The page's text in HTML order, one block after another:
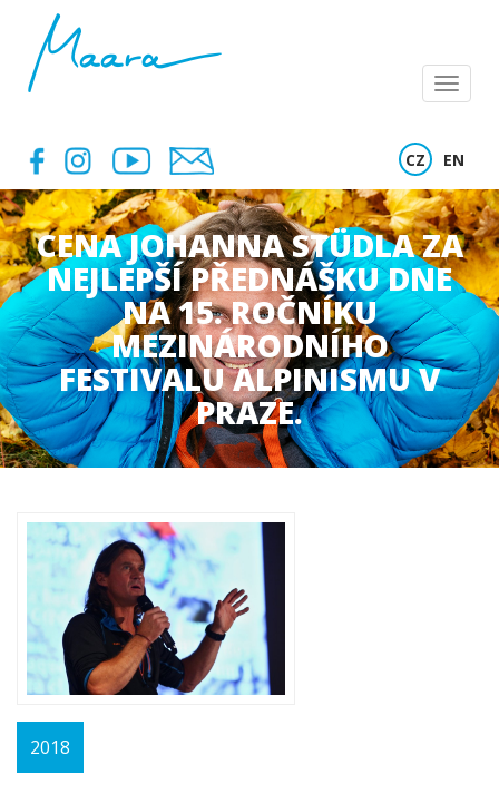
Menu
CZ EN
CENA JOHANNA STÜDLA ZA
NEJLEPŠÍ PŘEDNÁŠKU DNE
NA 15. ROČNÍKU
MEZINÁRODNÍHO
FESTIVALU ALPINISMU V
PRAZE.
2018